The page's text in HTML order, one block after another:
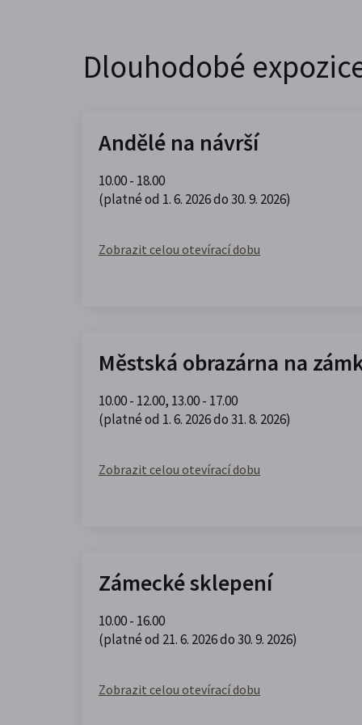
Dlouhodobé
Andělé na návrší
10.00 - 18.00
(platné od 1. 6. 2026 do 30. 9. 2026)
Zobrazit celou otevírací dobu
Městská obrazárna na
10.00 - 12.00, 13.00 - 17.00
(platné od 1. 6. 2026 do 31. 8. 2026)
Zobrazit celou otevírací dobu
Zámecké sklepení
10.00 - 16.00
(platné od 21. 6. 2026 do 30. 9. 2026)
Zobrazit celou otevírací dobu